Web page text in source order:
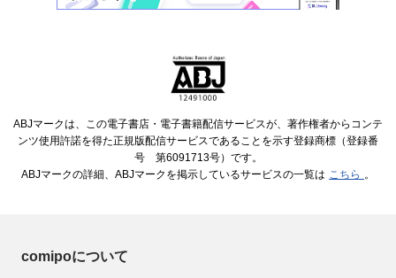
ABJマークは、この電子書店・電子書籍配信サービスが、著作権者からコンテ
ンツ使用許諾を得た正規版配信サービスであることを示す登録商標（登録番
号 第6091713号）です。
ABJマークの詳細、ABJマークを掲示しているサービスの一覧は こちら 。
comipoについて